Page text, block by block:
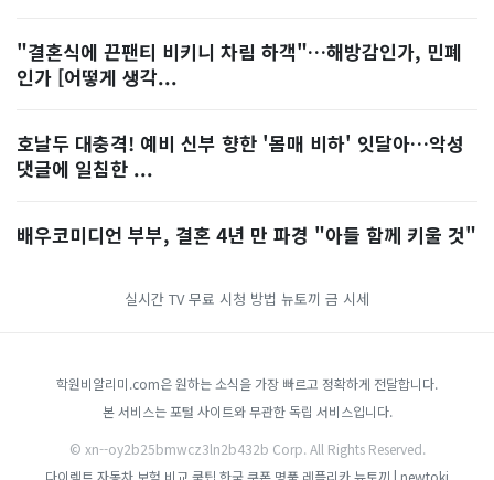
"결혼식에 끈팬티 비키니 차림 하객"…해방감인가, 민폐
인가 [어떻게 생각...
호날두 대충격! 예비 신부 향한 '몸매 비하' 잇달아…악성
댓글에 일침한 ...
배우코미디언 부부, 결혼 4년 만 파경 "아들 함께 키울 것"
실시간 TV 무료 시청 방법 뉴토끼 금 시세
학원비알리미.com은 원하는 소식을 가장 빠르고 정확하게 전달합니다.
본 서비스는 포털 사이트와 무관한 독립 서비스입니다.
© xn--oy2b25bmwcz3ln2b432b Corp. All Rights Reserved.
다이렉트 자동차 보험 비교 쿡팁 한국 쿠폰 명품 레플리카뉴토끼 | newtoki